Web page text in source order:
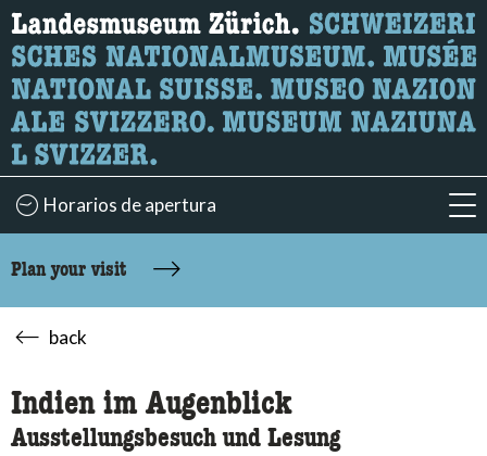
What are you looking for?
Here you can search for content on the page.
Horarios de apertura
Plan your visit
back
Indien im Augenblick
Ausstellungsbesuch und Lesung